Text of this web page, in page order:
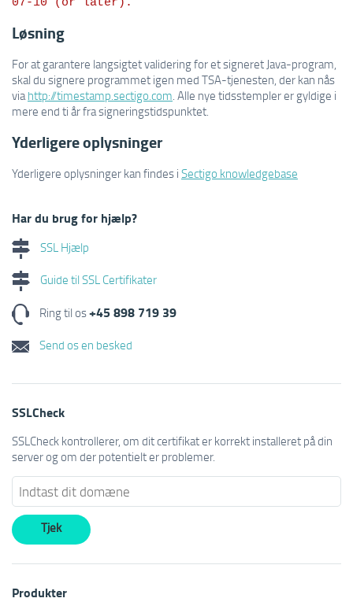
Løsning
For at garantere langsigtet validering for et signeret Java-program,
skal du signere programmet igen med TSA-tjenesten, der kan nås
viahttp://timestamp.sectigo.com. Alle nye tidsstempler er gyldige i
mere end ti år fra signeringstidspunktet.
Yderligere oplysninger
Yderligere oplysninger kan findes i Sectigo knowledgebase
Har du brug for hjælp?
SSL Hjælp
Guide til SSL Certifikater
Ring til os+45 898 719 39
Send os en besked
SSLCheck
SSLCheck kontrollerer, om dit certifikat er korrekt installeret på din
server og om der potentielt er problemer.
Produkter